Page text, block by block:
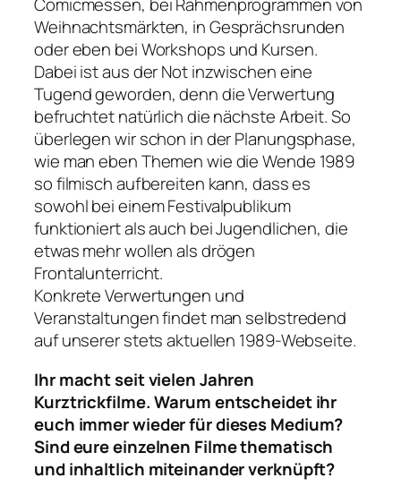
Weihnachtsmärkten, in Gesprächsrunden
oder eben bei Workshops und Kursen.
Dabei ist aus der Not inzwischen eine
Tugend geworden, denn die Verwertung
befruchtet natürlich die nächste Arbeit. So
überlegen wir schon in der Planungsphase,
wie man eben Themen wie die Wende 1989
so filmisch aufbereiten kann, dass es
sowohl bei einem Festivalpublikum
funktioniert als auch bei Jugendlichen, die
etwas mehr wollen als drögen
Frontalunterricht.
Konkrete Verwertungen und
Veranstaltungen findet man selbstredend
auf unserer stets aktuellen 1989-Webseite.
Ihr macht seit vielen Jahren
Kurztrickfilme. Warum entscheidet ihr
euch immer wieder für dieses Medium?
Sind eure einzelnen Filme thematisch
und inhaltlich miteinander verknüpft?